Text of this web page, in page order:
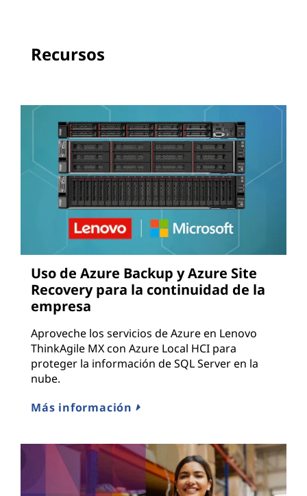
Recursos
Uso de Azure Backup y Azure Site
Recovery para la continuidad de la
empresa
Aproveche los servicios de Azure en Lenovo
ThinkAgile MX con Azure Local HCI para
proteger la información de SQL Server en la
nube.
Más información